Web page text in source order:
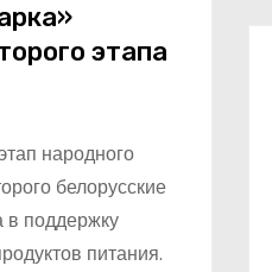
этапа
народного
белорусские
в поддержку
питания.